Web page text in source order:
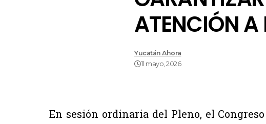
ATENCIÓN A
Yucatán Ahora
11 mayo, 2026
En sesión ordinaria del Pleno, el